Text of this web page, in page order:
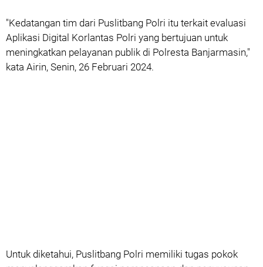
"Kedatangan tim dari Puslitbang Polri itu terkait evaluasi
Aplikasi Digital Korlantas Polri yang bertujuan untuk
meningkatkan pelayanan publik di Polresta Banjarmasin,"
kata Airin, Senin, 26 Februari 2024.
Untuk diketahui, Puslitbang Polri memiliki tugas pokok